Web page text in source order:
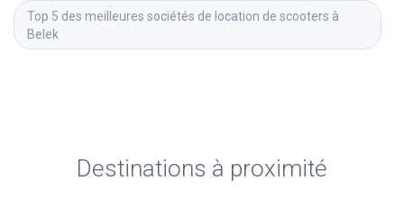
Top 5 des meilleures sociétés de location de scooters à
Belek
Destinations à proximité